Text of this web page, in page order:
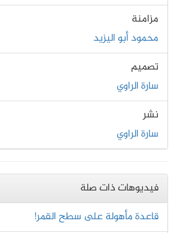
مزامنة
محمود أبو اليزيد
تصميم
سارة الراوي
نشر
سارة الراوي
فيديوهات ذات صلة
قاعدة مأهولة على سطح القمر!